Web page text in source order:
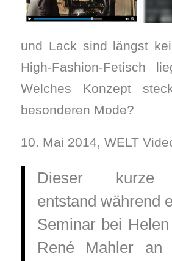
und Lack sind längst
High-Fashion-Fetisch
Welches Konzept
besonderen Mode?
10. Mai 2014, WELT
Dieser kurze
entstand während
Seminar bei
René Mahler an